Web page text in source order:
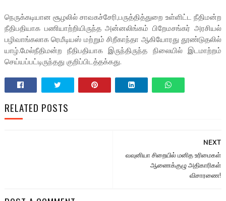
நெருக்கடியான சூழலில் சாவகச்சேரி,பருத்தித்துறை உள்ளிட்ட நீதிமன்ற
நீதிபதியாக பணியாற்றியிருந்த அன்னலிங்கம் பிறேமசங்கர் அரசியல்
பழிவாங்கலாக ரெமீடியஸ் மற்றும் சிறீகாந்தா ஆகியோரது தூண்டுதலில்
யாழ்.மேல்நீதிமன்ற நீதிபதியாக இருந்திருந்த நிலையில் இடமாற்றம்
செய்யப்பட்டிருந்தது குறிப்பிடத்தக்கது.
RELATED POSTS
NEXT
வவுனியா சிறையில் மனித உரிமைகள்
ஆணைக்குழு அதிகாரிகள்
விசாரணை!